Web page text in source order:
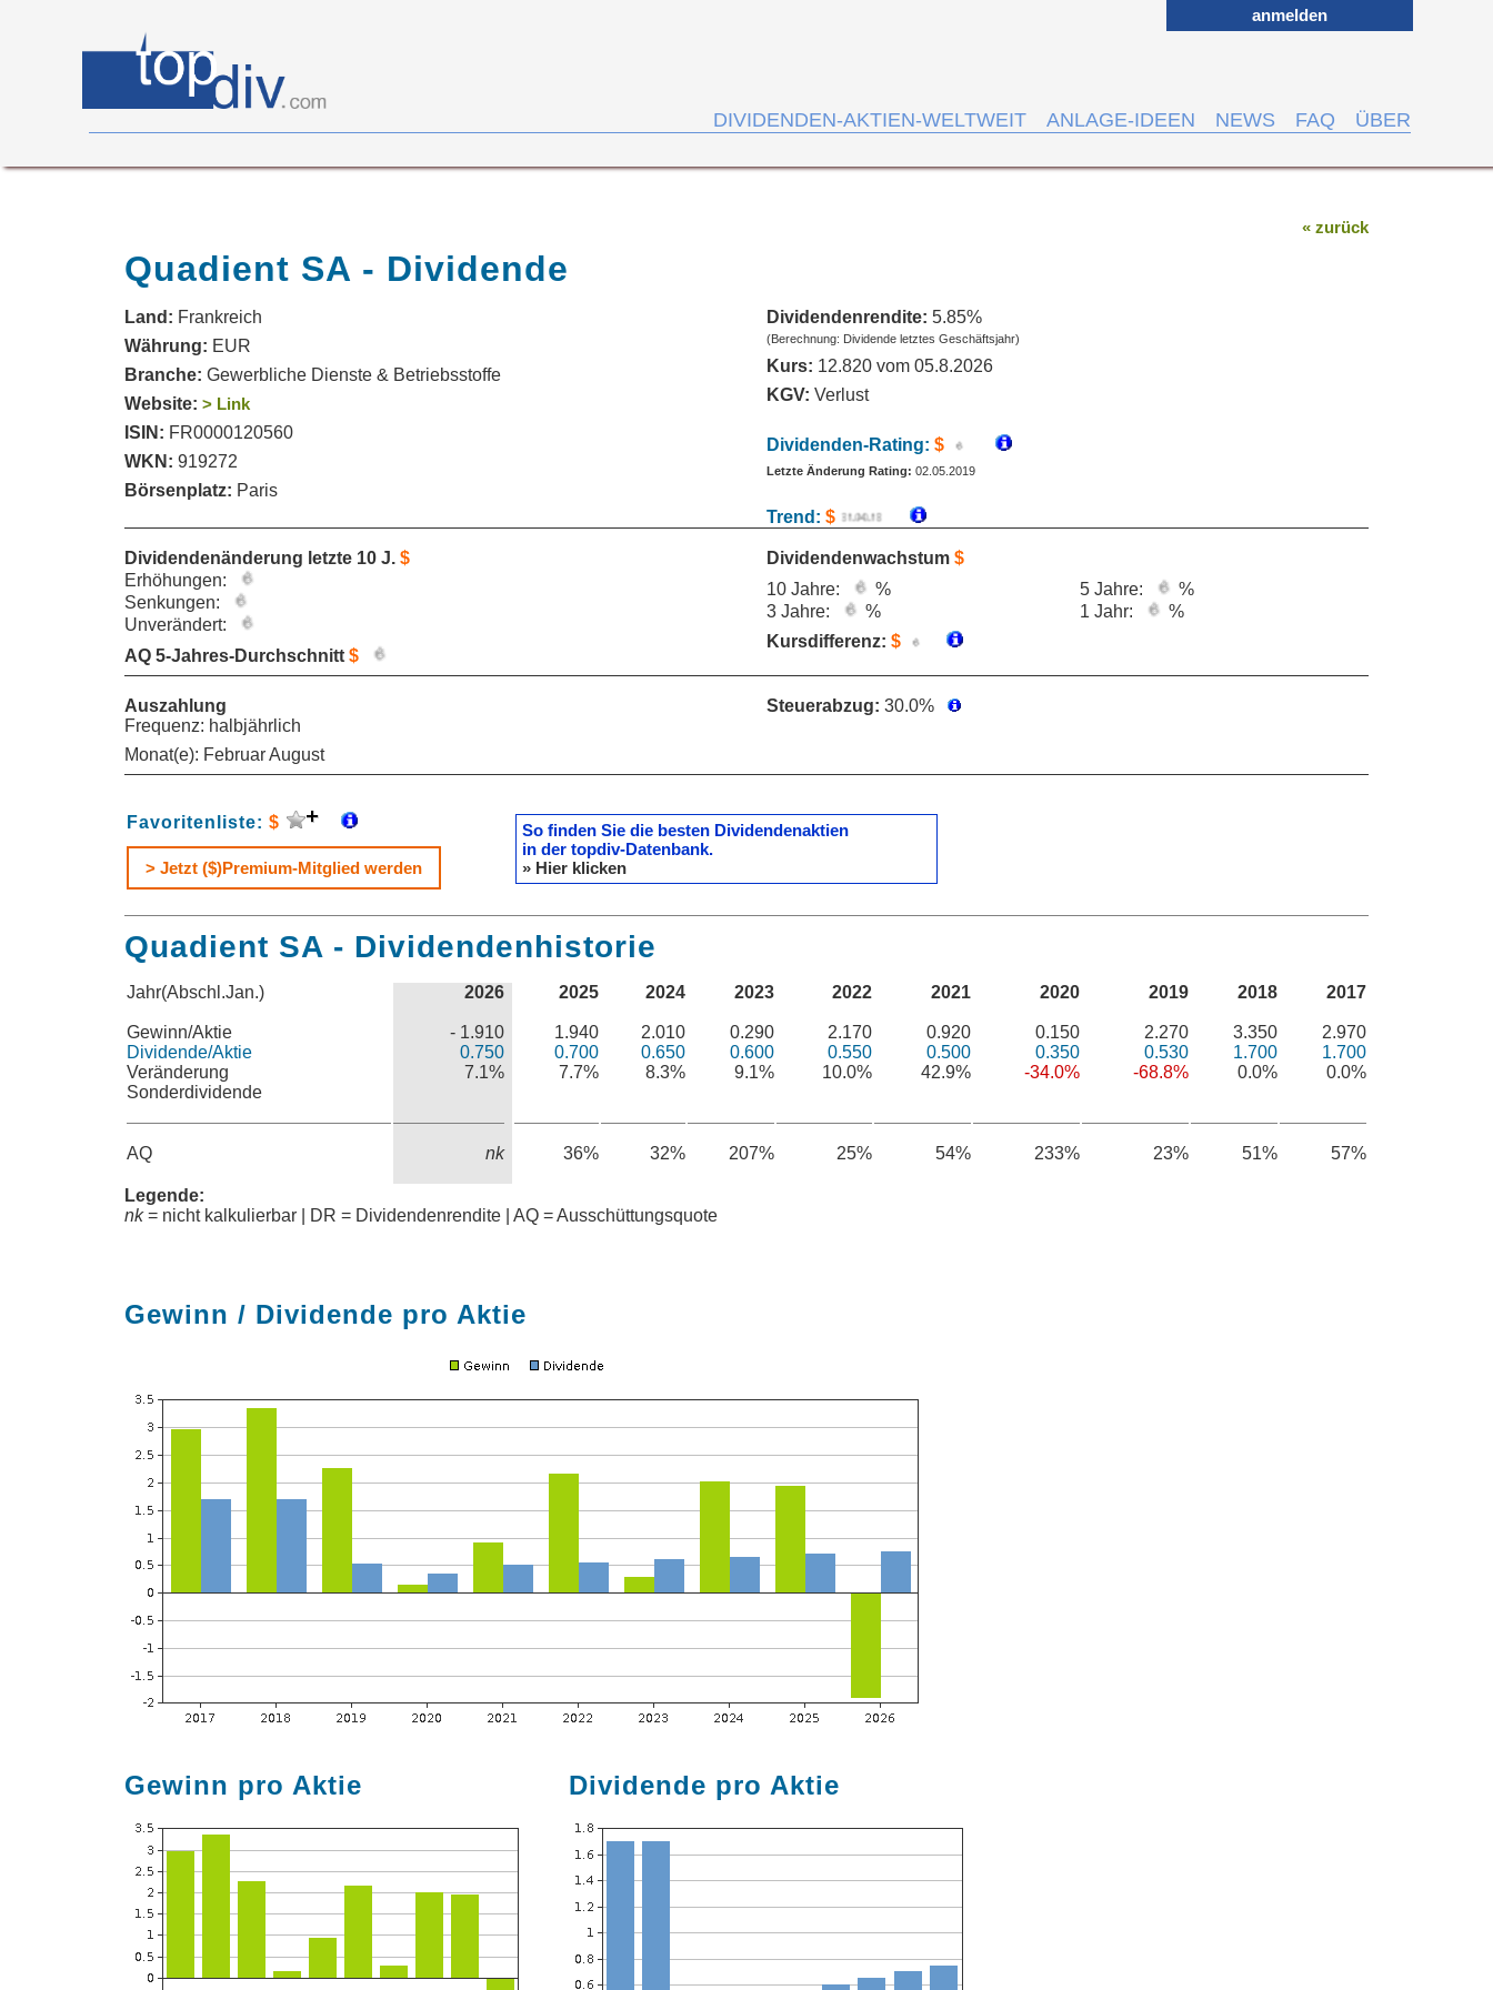
anmelden
ÜBER
FAQ
NEWS
ANLAGE-IDEEN
DIVIDENDEN-AKTIEN-WELTWEIT
« zurück
Quadient SA - Dividende
Land: Frankreich
Währung: EUR
Branche: Gewerbliche Dienste & Betriebsstoffe
Website: > Link
ISIN: FR0000120560
WKN: 919272
Börsenplatz: Paris
Dividendenrendite: 5.85%
(Berechnung: Dividende letztes Geschäftsjahr)
Kurs: 12.820 vom 05.8.2026
KGV: Verlust
Dividenden-Rating: $
Letzte Änderung Rating: 02.05.2019
Trend: $
Dividendenänderung letzte 10 J. $
Erhöhungen:
Senkungen:
Unverändert:
AQ 5-Jahres-Durchschnitt $
Dividendenwachstum $
10 Jahre:
% 5 Jahre:
%
3 Jahre:
% 1 Jahr:
%
Kursdifferenz: $
Auszahlung
Frequenz: halbjährlich
Monat(e): Februar August
Steuerabzug: 30.0%
Favoritenliste: $
> Jetzt ($)Premium-Mitglied werden
So finden Sie die besten Dividendenaktien
in der topdiv-Datenbank.
» Hier klicken
Quadient SA - Dividendenhistorie
Jahr(Abschl.Jan.)
Gewinn/Aktie
Dividende/Aktie
Veränderung
Sonderdividende
AQ
2026
- 1.910
0.750
7.1%
nk
2025
1.940
0.700
7.7%
36%
2024
2.010
0.650
8.3%
32%
2023
0.290
0.600
9.1%
207%
2022
2.170
0.550
10.0%
25%
2021
0.920
0.500
42.9%
54%
2020
0.150
0.350
-34.0%
233%
2019
2.270
0.530
-68.8%
23%
2018
3.350
1.700
0.0%
51%
2017
2.970
1.700
0.0%
57%
Legende:
nk= nicht kalkulierbar | DR = Dividendenrendite | AQ = Ausschüttungsquote
Gewinn / Dividende pro Aktie
Gewinn pro Aktie Dividende pro Aktie